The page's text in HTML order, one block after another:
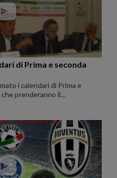
di Prima e seconda
i calendari di Prima e
prenderanno il...